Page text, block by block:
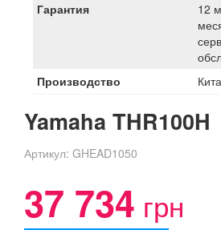
Гарантия
12
Производство
Yamaha THR100H
Артикул: GHEAD1050
37 734 грн